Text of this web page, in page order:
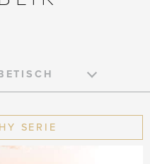
SERIE